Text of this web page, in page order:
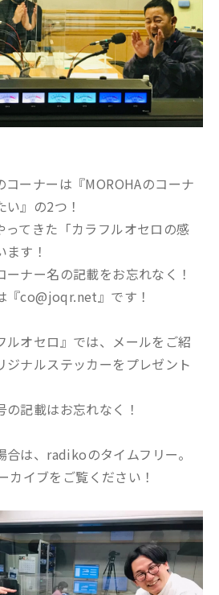
ーナーは『MOROHAのコーナ
』の2つ！
ってきた「カラフルオセロの感
す！
ナー名の記載をお忘れなく！
『co@joqr.net』です！
ルオセロ』では、メールをご紹
ジナルステッカーをプレゼント
記載はお忘れなく！
は、radikoのタイムフリー。
カイブをご覧ください！